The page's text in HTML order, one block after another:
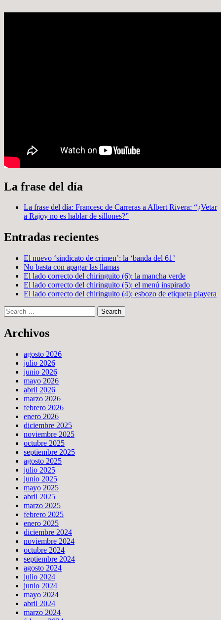
La frase del día
La frase del día: Francesc de Carreras a Albert Rivera: “¿Vetar
a Rajoy no es hablar de sillones?”
Entradas recientes
El nuevo ‘sindicato de crimen’: la ‘banda del 61’
No basta con apagar las llamas
El lado correcto del chiringuito (6): la mancha verde
El lado correcto del chiringuito (5): el menú inspirado
El lado correcto del chiringuito (4): esbozo de etiqueta playera
Search
Archivos
agosto 2026
julio 2026
junio 2026
mayo 2026
abril 2026
marzo 2026
febrero 2026
enero 2026
diciembre 2025
noviembre 2025
octubre 2025
septiembre 2025
agosto 2025
julio 2025
junio 2025
mayo 2025
abril 2025
marzo 2025
febrero 2025
enero 2025
diciembre 2024
noviembre 2024
octubre 2024
septiembre 2024
agosto 2024
julio 2024
junio 2024
mayo 2024
abril 2024
marzo 2024